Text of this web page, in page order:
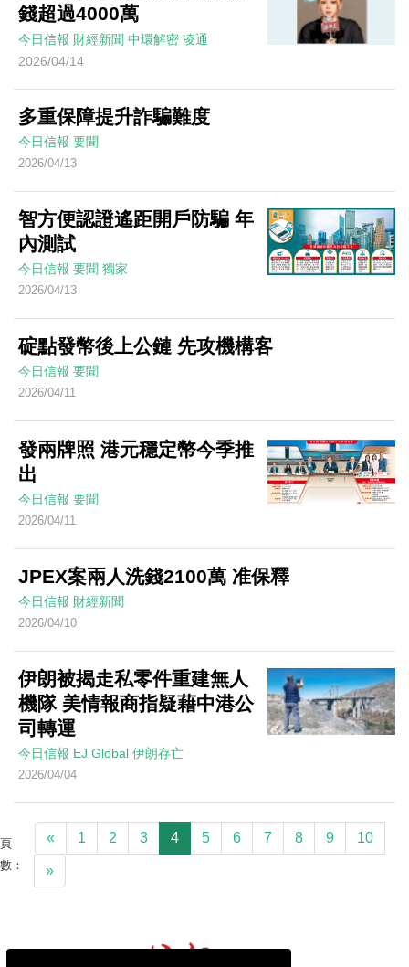
錢超過4000萬
今日信報 財經新聞 中環解密 凌通
2026/04/14
多重保障提升詐騙難度
今日信報 要聞
2026/04/13
智方便認證遙距開戶防騙 年
內測試
今日信報 要聞 獨家
2026/04/13
碇點發幣後上公鏈 先攻機構客
今日信報 要聞
2026/04/11
發兩牌照 港元穩定幣今季推
出
今日信報 要聞
2026/04/11
JPEX案兩人洗錢2100萬 准保釋
今日信報 財經新聞
2026/04/10
伊朗被揭走私零件重建無人
機隊 美情報商指疑藉中港公
司轉運
今日信報 EJ Global 伊朗存亡
2026/04/04
頁
數：
« 1 2 3 4 5 6 7 8 9 10
»